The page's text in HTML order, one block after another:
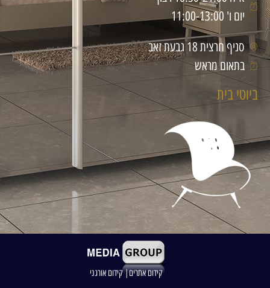
יום ו' 11:00-13:00
סניף חרצית 18 גבעת זאב
בתאום מראש
ביוטי בית
קידום אתרים| קידום אורגני